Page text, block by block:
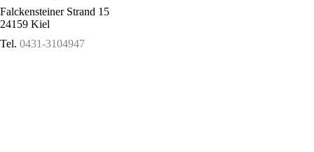
Falckensteiner Strand 15
24159 Kiel
Tel. 0431-3104947